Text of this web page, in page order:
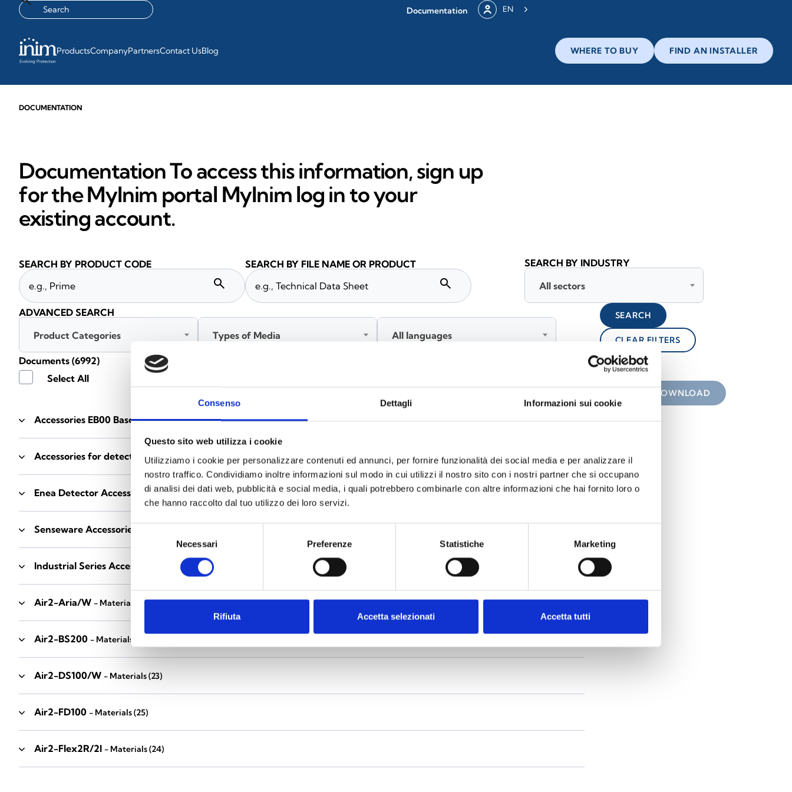
Consenso Dettagli Informazioni sui cookie
Questo sito web utilizza i cookie
Utilizziamo i cookie per personalizzare contenuti ed annunci, per fornire funzionalità dei social media e per analizzare il
nostro traffico. Condividiamo inoltre informazioni sul modo in cui utilizzi il nostro sito con i nostri partner che si occupano
di analisi dei dati web, pubblicità e social media, i quali potrebbero combinarle con altre informazioni che hai fornito loro o
che hanno raccolto dal tuo utilizzo dei loro servizi.
Selezione
Necessari Preferenze Statistiche Marketing
Rifiuta Accetta selezionati Accetta tutti
Documentation EN
ProductsCompanyPartnersContact UsBlog WHERE TO BUY FIND AN INSTALLER
DOCUMENTATION
Documentation To access this information, sign up
for the MyInim portal MyInim log in to your
existing account.
Accessories EB00 Bases - Materials(47)
Accessories for detector testing - Materials (6)
Enea Detector Accessories - Materials(35)
Senseware Accessories
Industrial Series Accessories - Materials (17)
Air2-Aria/W - Materials (23)
Air2-BS200 - Materials
Air2-DS100/W - Materials(23)
Air2-FD100 - Materials(25)
Air2-Flex2R/2I - Materials(24)
Documents (6992)
Select All
DOWNLOAD
SEARCH BY PRODUCT CODE
search
SEARCH BY FILE NAME OR PRODUCT
search
SEARCH BY INDUSTRY
All sectors
ADVANCED SEARCH
Product Categories
Types of Media All languages
SEARCH
CLEAR FILTERS